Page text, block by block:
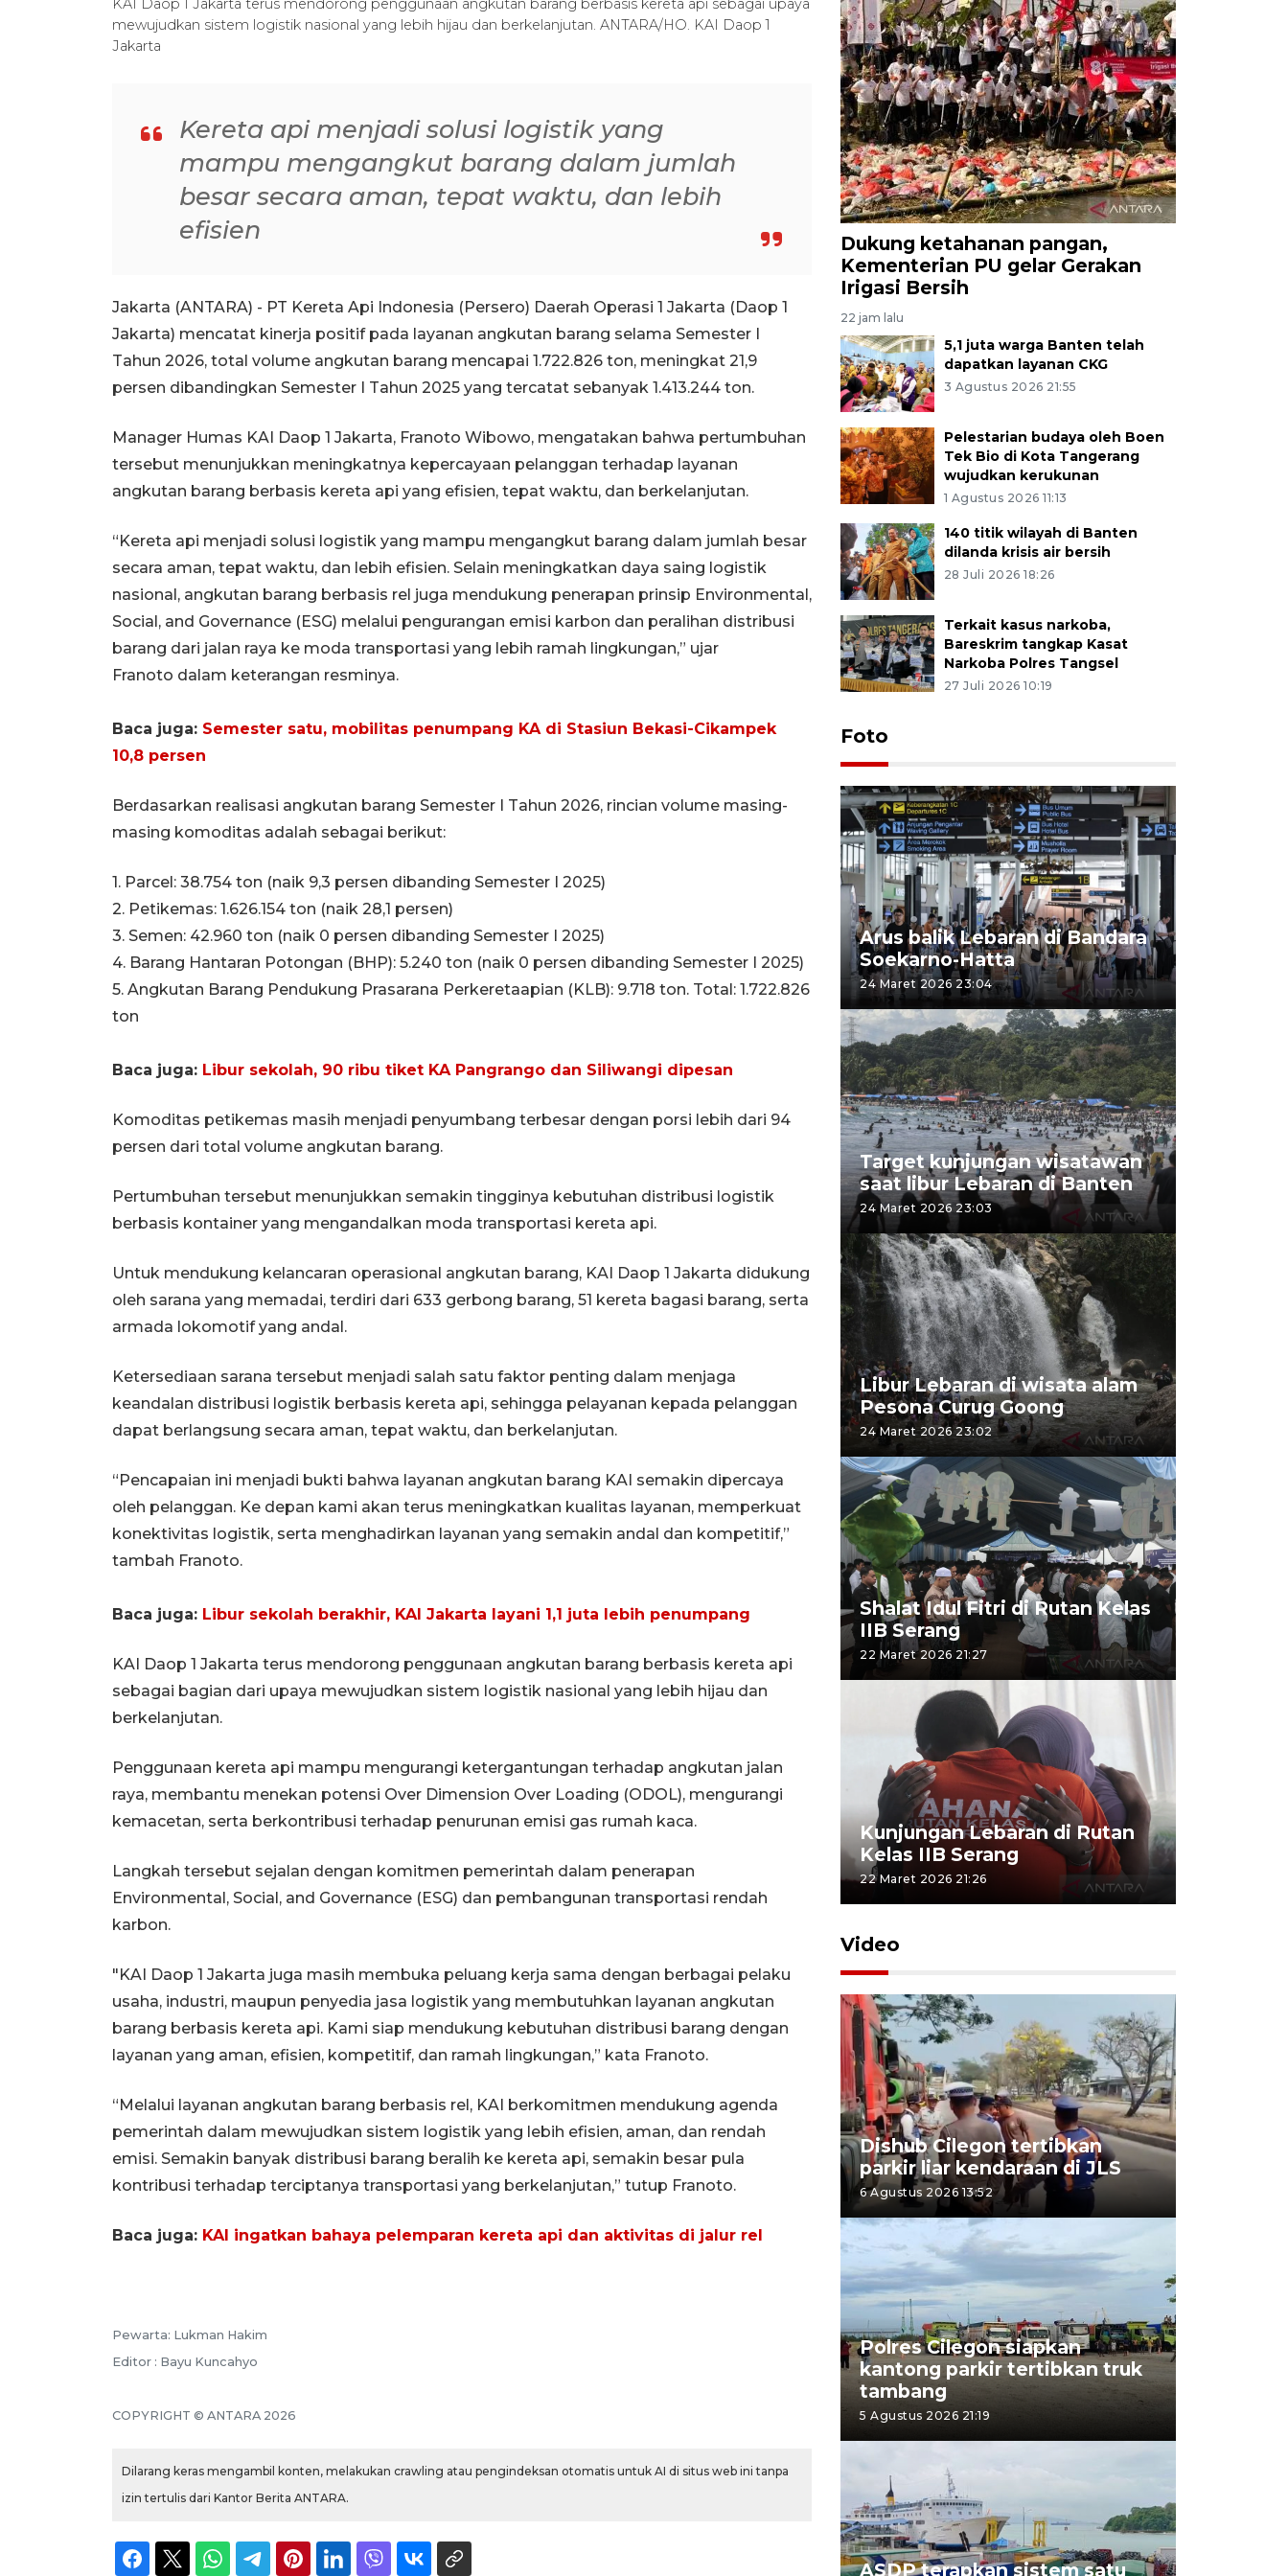
KAI Daop 1 Jakarta terus mendorong penggunaan angkutan barang berbasis kereta api sebagai upaya
mewujudkan sistem logistik nasional yang lebih hijau dan berkelanjutan. ANTARA/HO. KAI Daop 1
Jakarta
Kereta api menjadi solusi logistik yang
mampu mengangkut barang dalam jumlah
besar secara aman, tepat waktu, dan lebih
efisien
Jakarta (ANTARA) - PT Kereta Api Indonesia (Persero) Daerah Operasi 1 Jakarta (Daop 1
Jakarta) mencatat kinerja positif pada layanan angkutan barang selama Semester I
Tahun 2026, total volume angkutan barang mencapai 1.722.826 ton, meningkat 21,9
persen dibandingkan Semester I Tahun 2025 yang tercatat sebanyak 1.413.244 ton.
Manager Humas KAI Daop 1 Jakarta, Franoto Wibowo, mengatakan bahwa pertumbuhan
tersebut menunjukkan meningkatnya kepercayaan pelanggan terhadap layanan
angkutan barang berbasis kereta api yang efisien, tepat waktu, dan berkelanjutan.
“Kereta api menjadi solusi logistik yang mampu mengangkut barang dalam jumlah besar
secara aman, tepat waktu, dan lebih efisien. Selain meningkatkan daya saing logistik
nasional, angkutan barang berbasis rel juga mendukung penerapan prinsip Environmental,
Social, and Governance (ESG) melalui pengurangan emisi karbon dan peralihan distribusi
barang dari jalan raya ke moda transportasi yang lebih ramah lingkungan,” ujar
Franoto dalam keterangan resminya.
Baca juga: Semester satu, mobilitas penumpang KA di Stasiun Bekasi-Cikampek
10,8 persen
Berdasarkan realisasi angkutan barang Semester I Tahun 2026, rincian volume masing-
masing komoditas adalah sebagai berikut:
1. Parcel: 38.754 ton (naik 9,3 persen dibanding Semester I 2025)
2. Petikemas: 1.626.154 ton (naik 28,1 persen)
3. Semen: 42.960 ton (naik 0 persen dibanding Semester I 2025)
4. Barang Hantaran Potongan (BHP): 5.240 ton (naik 0 persen dibanding Semester I 2025)
5. Angkutan Barang Pendukung Prasarana Perkeretaapian (KLB): 9.718 ton. Total: 1.722.826
ton
Baca juga: Libur sekolah, 90 ribu tiket KA Pangrango dan Siliwangi dipesan
Komoditas petikemas masih menjadi penyumbang terbesar dengan porsi lebih dari 94
persen dari total volume angkutan barang.
Pertumbuhan tersebut menunjukkan semakin tingginya kebutuhan distribusi logistik
berbasis kontainer yang mengandalkan moda transportasi kereta api.
Untuk mendukung kelancaran operasional angkutan barang, KAI Daop 1 Jakarta didukung
oleh sarana yang memadai, terdiri dari 633 gerbong barang, 51 kereta bagasi barang, serta
armada lokomotif yang andal.
Ketersediaan sarana tersebut menjadi salah satu faktor penting dalam menjaga
keandalan distribusi logistik berbasis kereta api, sehingga pelayanan kepada pelanggan
dapat berlangsung secara aman, tepat waktu, dan berkelanjutan.
“Pencapaian ini menjadi bukti bahwa layanan angkutan barang KAI semakin dipercaya
oleh pelanggan. Ke depan kami akan terus meningkatkan kualitas layanan, memperkuat
konektivitas logistik, serta menghadirkan layanan yang semakin andal dan kompetitif,”
tambah Franoto.
Baca juga: Libur sekolah berakhir, KAI Jakarta layani 1,1 juta lebih penumpang
KAI Daop 1 Jakarta terus mendorong penggunaan angkutan barang berbasis kereta api
sebagai bagian dari upaya mewujudkan sistem logistik nasional yang lebih hijau dan
berkelanjutan.
Penggunaan kereta api mampu mengurangi ketergantungan terhadap angkutan jalan
raya, membantu menekan potensi Over Dimension Over Loading (ODOL), mengurangi
kemacetan, serta berkontribusi terhadap penurunan emisi gas rumah kaca.
Langkah tersebut sejalan dengan komitmen pemerintah dalam penerapan
Environmental, Social, and Governance (ESG) dan pembangunan transportasi rendah
karbon.
"KAI Daop 1 Jakarta juga masih membuka peluang kerja sama dengan berbagai pelaku
usaha, industri, maupun penyedia jasa logistik yang membutuhkan layanan angkutan
barang berbasis kereta api. Kami siap mendukung kebutuhan distribusi barang dengan
layanan yang aman, efisien, kompetitif, dan ramah lingkungan,” kata Franoto.
“Melalui layanan angkutan barang berbasis rel, KAI berkomitmen mendukung agenda
pemerintah dalam mewujudkan sistem logistik yang lebih efisien, aman, dan rendah
emisi. Semakin banyak distribusi barang beralih ke kereta api, semakin besar pula
kontribusi terhadap terciptanya transportasi yang berkelanjutan,” tutup Franoto.
Baca juga: KAI ingatkan bahaya pelemparan kereta api dan aktivitas di jalur rel
Pewarta: Lukman Hakim
Editor : Bayu Kuncahyo
COPYRIGHT © ANTARA 2026
Dilarang keras mengambil konten, melakukan crawling atau pengindeksan otomatis untuk AI di situs web ini tanpa
izin tertulis dari Kantor Berita ANTARA.
Dukung ketahanan pangan,
Kementerian PU gelar Gerakan
Irigasi Bersih
22 jam lalu
5,1 juta warga Banten telah
dapatkan layanan CKG
3 Agustus 2026 21:55
Pelestarian budaya oleh Boen
Tek Bio di Kota Tangerang
wujudkan kerukunan
1 Agustus 2026 11:13
140 titik wilayah di Banten
dilanda krisis air bersih
28 Juli 2026 18:26
Terkait kasus narkoba,
Bareskrim tangkap Kasat
Narkoba Polres Tangsel
27 Juli 2026 10:19
Foto
Arus balik Lebaran di Bandara
Soekarno-Hatta
24 Maret 2026 23:04
Target kunjungan wisatawan
saat libur Lebaran di Banten
24 Maret 2026 23:03
Libur Lebaran di wisata alam
Pesona Curug Goong
24 Maret 2026 23:02
Shalat Idul Fitri di Rutan Kelas
IIB Serang
22 Maret 2026 21:27
Kunjungan Lebaran di Rutan
Kelas IIB Serang
22 Maret 2026 21:26
Video
Dishub Cilegon tertibkan
parkir liar kendaraan di JLS
6 Agustus 2026 13:52
Polres Cilegon siapkan
kantong parkir tertibkan truk
tambang
5 Agustus 2026 21:19
ASDP terapkan sistem satu